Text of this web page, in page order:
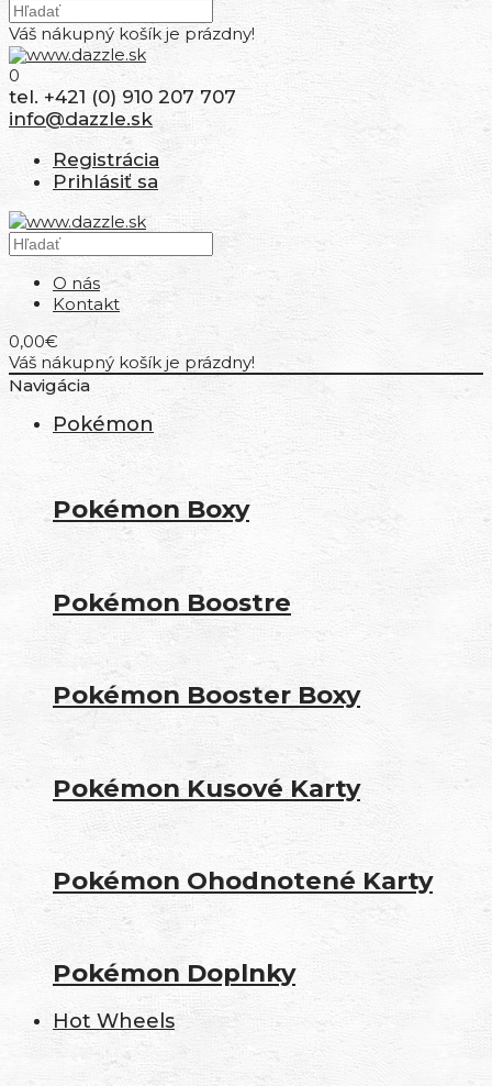
Váš nákupný košík je prázdny!
0
tel. +421 (0) 910 207 707
info@dazzle.sk
Registrácia
Prihlásiť sa
O nás
Kontakt
0,00€
Váš nákupný košík je prázdny!
Navigácia
Pokémon
Pokémon Boxy
Pokémon Boostre
Pokémon Booster Boxy
Pokémon Kusové Karty
Pokémon Ohodnotené Karty
Pokémon Doplnky
Hot Wheels